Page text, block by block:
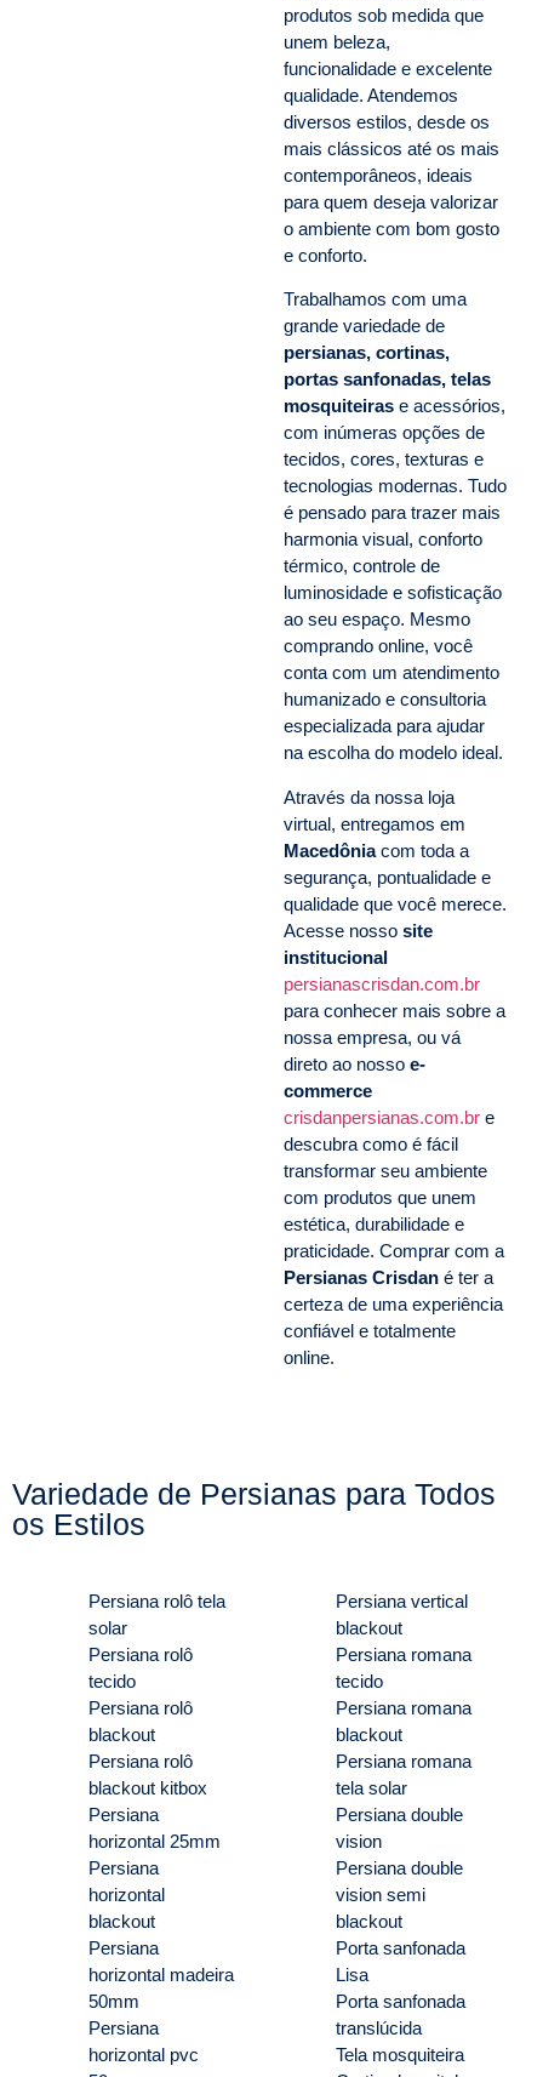
produtos sob medida que
unem beleza,
funcionalidade e excelente
qualidade. Atendemos
diversos estilos, desde os
mais clássicos até os mais
contemporâneos, ideais
para quem deseja valorizar
o ambiente com bom gosto
e conforto.
Trabalhamos com uma
grande variedade de
persianas, cortinas,
portas sanfonadas, telas
mosquiteiras e acessórios,
com inúmeras opções de
tecidos, cores, texturas e
tecnologias modernas. Tudo
é pensado para trazer mais
harmonia visual, conforto
térmico, controle de
luminosidade e sofisticação
ao seu espaço. Mesmo
comprando online, você
conta com um atendimento
humanizado e consultoria
especializada para ajudar
na escolha do modelo ideal.
Através da nossa loja
virtual, entregamos em
Macedôniacom toda a
segurança, pontualidade e
qualidade que você merece.
Acesse nosso site
institucional
persianascrisdan.com.br
para conhecer mais sobre a
nossa empresa, ou vá
direto ao nosso e-
commerce
crisdanpersianas.com.br e
descubra como é fácil
transformar seu ambiente
com produtos que unem
estética, durabilidade e
praticidade. Comprar com a
Persianas Crisdan é ter a
certeza de uma experiência
confiável e totalmente
online.
Variedade de Persianas para Todos
os Estilos
Persiana rolô tela
solar
Persiana rolô
tecido
Persiana rolô
blackout
Persiana rolô
blackout kitbox
Persiana
horizontal 25mm
Persiana
horizontal
blackout
Persiana
horizontal madeira
50mm
Persiana
horizontal pvc
Persiana vertical
blackout
Persiana romana
tecido
Persiana romana
blackout
Persiana romana
tela solar
Persiana double
vision
Persiana double
vision semi
blackout
Porta sanfonada
Lisa
Porta sanfonada
translúcida
Tela mosquiteira